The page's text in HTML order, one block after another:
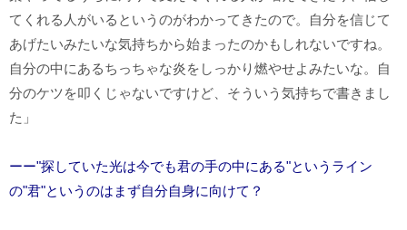
てくれる人がいるというのがわかってきたので。自分を信じて
あげたいみたいな気持ちから始まったのかもしれないですね。
自分の中にあるちっちゃな炎をしっかり燃やせよみたいな。自
分のケツを叩くじゃないですけど、そういう気持ちで書きまし
た」
ーー"探していた光は今でも君の手の中にある"というライン
の"君"というのはまず自分自身に向けて？